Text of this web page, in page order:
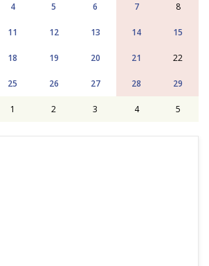
4 5 6 7 8
11 12 13 14 15
18 19 20 21 22
25 26 27 28 29
1 2 3 4 5